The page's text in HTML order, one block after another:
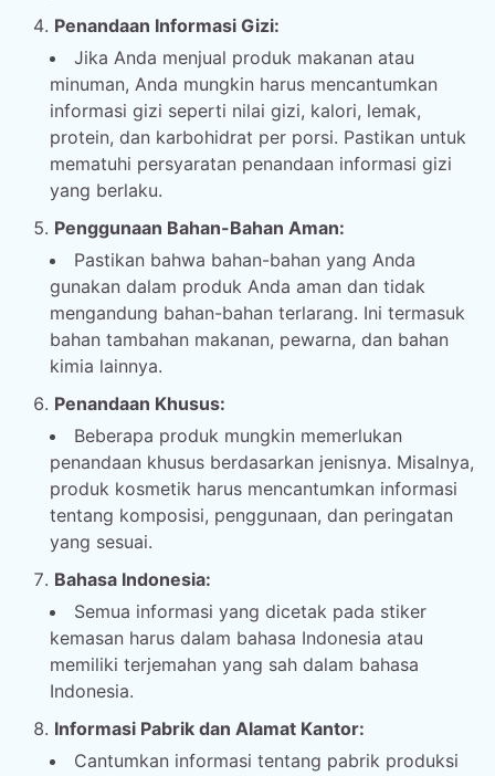
Penandaan Informasi Gizi:
Jika Anda menjual produk makanan atau
minuman, Anda mungkin harus mencantumkan
informasi gizi seperti nilai gizi, kalori, lemak,
protein, dan karbohidrat per porsi. Pastikan untuk
mematuhi persyaratan penandaan informasi gizi
yang berlaku.
Penggunaan Bahan-Bahan Aman:
Pastikan bahwa bahan-bahan yang Anda
gunakan dalam produk Anda aman dan tidak
mengandung bahan-bahan terlarang. Ini termasuk
bahan tambahan makanan, pewarna, dan bahan
kimia lainnya.
Penandaan Khusus:
Beberapa produk mungkin memerlukan
penandaan khusus berdasarkan jenisnya. Misalnya,
produk kosmetik harus mencantumkan informasi
tentang komposisi, penggunaan, dan peringatan
yang sesuai.
Bahasa Indonesia:
Semua informasi yang dicetak pada stiker
kemasan harus dalam bahasa Indonesia atau
memiliki terjemahan yang sah dalam bahasa
Indonesia.
Informasi Pabrik dan Alamat Kantor:
Cantumkan informasi tentang pabrik produksi